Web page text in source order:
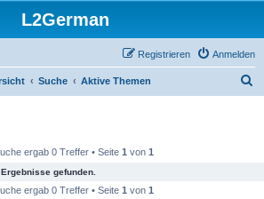
L2German
Anmelden
Registrieren
Suche Aktive Themen
ergab 0 Treffer • Seite 1 von 1
gefunden.
ergab 0 Treffer • Seite 1 von 1